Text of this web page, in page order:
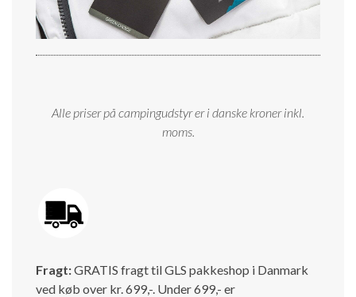
Alle priser på campingudstyr er i danske kroner inkl.
moms.
Fragt:GRATIS fragt til GLS pakkeshop i Danmark
ved køb over kr. 699,-. Under 699,- er